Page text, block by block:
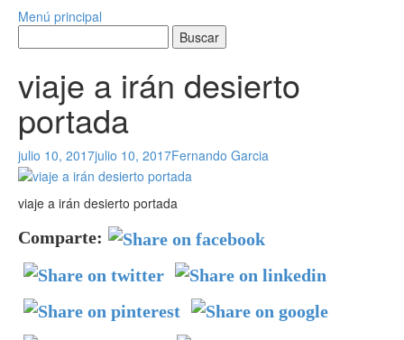
Menú principal
viaje a irán desierto
portada
julio 10, 2017julio 10, 2017Fernando Garcia
viaje a irán desierto portada
Comparte: